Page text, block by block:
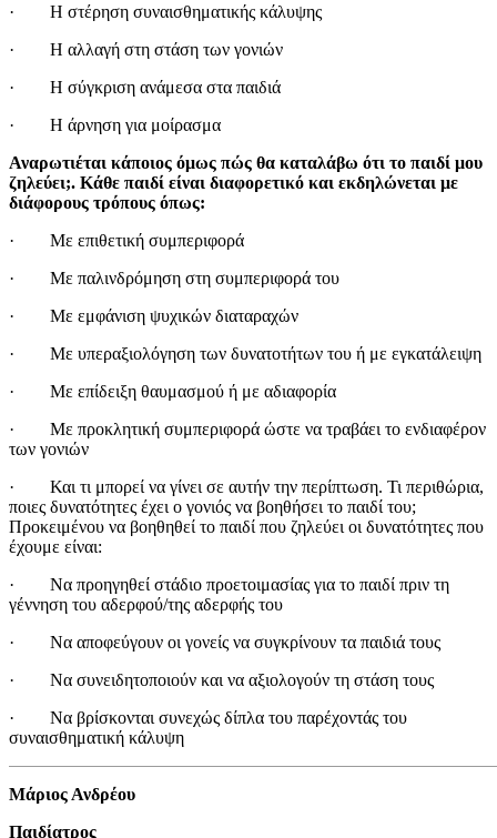
· Η στέρηση συναισθηματικής κάλυψης
· Η αλλαγή στη στάση των γονιών
· Η σύγκριση ανάμεσα στα παιδιά
· Η άρνηση για μοίρασμα
Αναρωτιέται κάποιος όμως πώς θα καταλάβω ότι το παιδί μου
ζηλεύει;. Κάθε παιδί είναι διαφορετικό και εκδηλώνεται με
διάφορους τρόπους όπως:
· Με επιθετική συμπεριφορά
· Με παλινδρόμηση στη συμπεριφορά του
· Με εμφάνιση ψυχικών διαταραχών
· Με υπεραξιολόγηση των δυνατοτήτων του ή με εγκατάλειψη
· Με επίδειξη θαυμασμού ή με αδιαφορία
· Με προκλητική συμπεριφορά ώστε να τραβάει το ενδιαφέρον
των γονιών
· Και τι μπορεί να γίνει σε αυτήν την περίπτωση. Τι περιθώρια,
ποιες δυνατότητες έχει ο γονιός να βοηθήσει το παιδί του;
Προκειμένου να βοηθηθεί το παιδί που ζηλεύει οι δυνατότητες που
έχουμε είναι:
· Να προηγηθεί στάδιο προετοιμασίας για το παιδί πριν τη
γέννηση του αδερφού/της αδερφής του
· Να αποφεύγουν οι γονείς να συγκρίνουν τα παιδιά τους
· Να συνειδητοποιούν και να αξιολογούν τη στάση τους
· Να βρίσκονται συνεχώς δίπλα του παρέχοντάς του
συναισθηματική κάλυψη
Μάριος Ανδρέου
Παιδίατρος